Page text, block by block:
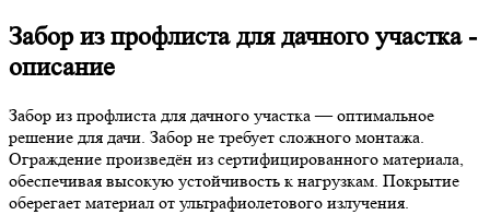
Забор из профлиста для дачного участка -
описание
Забор из профлиста для дачного участка — оптимальное
решение для дачи. Забор не требует сложного монтажа.
Ограждение произведён из сертифицированного материала,
обеспечивая высокую устойчивость к нагрузкам. Покрытие
оберегает материал от ультрафиолетового излучения.